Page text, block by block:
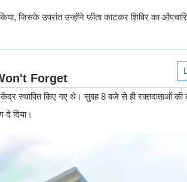
जिसके उपरांत उन्होंने फीता काटकर शिविर का
स्थापित किए गए थे। सुबह 8 बजे से ही रक्तदाताओं की
दे दिया।